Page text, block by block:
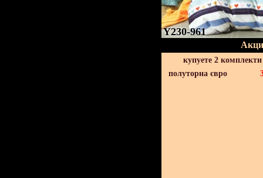
Y230-961
купуете 2
полуторна євро